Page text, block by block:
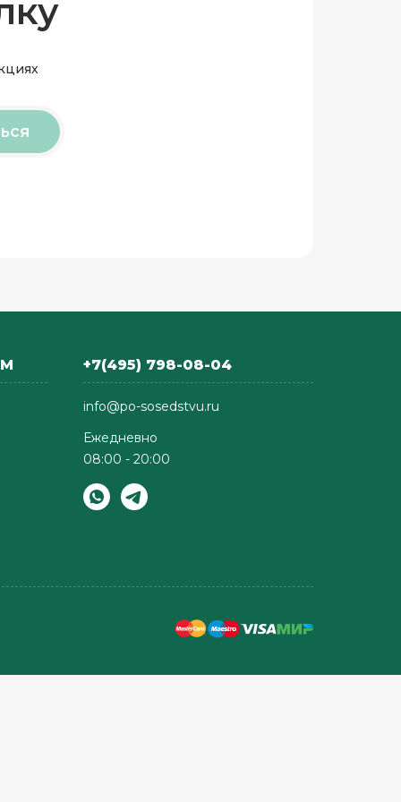
+7(495) 798-08-04
info@po-sosedstvu.ru
Ежедневно
08:00 - 20:00